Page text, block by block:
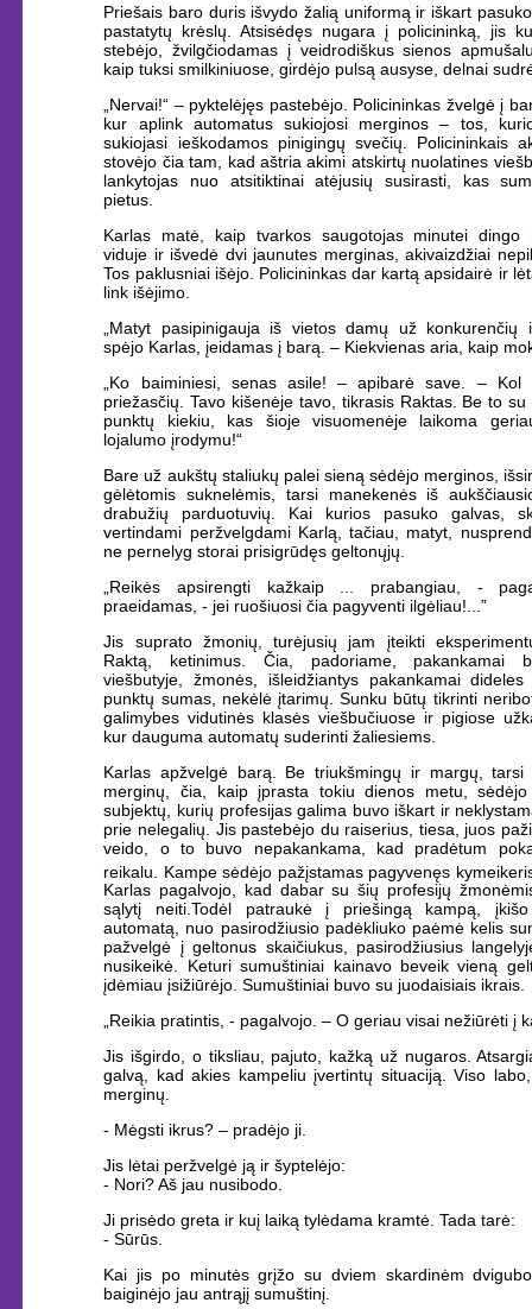
Priešais baro duris išvydo žalią uniformą ir iškart
pastatytų krėslų. Atsisėdęs nugara į policininką, jis
stebėjo, žvilgčiodamas į veidrodiškus sienos
kaip tuksi smilkiniuose, girdėjo pulsą ausyse, delnai
„Nervai!“ – pyktelėjęs pastebėjo. Policininkas žvelgė į
kur aplink automatus sukiojosi merginos – tos,
sukiojasi ieškodamos pinigingų svečių. Policininkais
stovėjo čia tam, kad aštria akimi atskirtų nuolatines
lankytojas nuo atsitiktinai atėjusių susirasti, kas
pietus.
Karlas matė, kaip tvarkos saugotojas minutei dingo
viduje ir išvedė dvi jaunutes merginas, akivaizdžiai
Tos paklusniai išėjo. Policininkas dar kartą apsidairė ir
link išėjimo.
„Matyt pasipinigauja iš vietos damų už konkurenčių
spėjo Karlas, įeidamas į barą. – Kiekvienas aria, kaip
„Ko baiminiesi, senas asile! – apibarė save. – Kol
priežasčių. Tavo kišenėje tavo, tikrasis Raktas. Be to su
punktų kiekiu, kas šioje visuomenėje laikoma
lojalumo įrodymu!“
Bare už aukštų staliukų palei sieną sėdėjo merginos,
gėlėtomis suknelėmis, tarsi manekenės iš
drabužių parduotuvių. Kai kurios pasuko galvas,
vertindami peržvelgdami Karlą, tačiau, matyt,
ne pernelyg storai prisigrūdęs geltonųjų.
„Reikės apsirengti kažkaip ... prabangiau, -
praeidamas, - jei ruošiuosi čia pagyventi ilgėliau!...”
Jis suprato žmonių, turėjusių jam įteikti
Raktą, ketinimus. Čia, padoriame, pakankamai
viešbutyje, žmonės, išleidžiantys pakankamai dideles
punktų sumas, nekėlė įtarimų. Sunku būtų tikrinti
galimybes vidutinės klasės viešbučiuose ir pigiose
kur dauguma automatų suderinti žaliesiems.
Karlas apžvelgė barą. Be triukšmingų ir margų, tarsi
merginų, čia, kaip įprasta tokiu dienos metu, sėdėjo
subjektų, kurių profesijas galima buvo iškart ir
prie nelegalių. Jis pastebėjo du raiserius, tiesa, juos
veido, o to buvo nepakankama, kad pradėtum
reikalu. Kampe sėdėjo pažįstamas pagyvenęs
Karlas pagalvojo, kad dabar su šių profesijų
sąlytį neiti.Todėl patraukė į priešingą kampą,
automatą, nuo pasirodžiusio padėkliuko paėmė kelis
pažvelgė į geltonus skaičiukus, pasirodžiusius
nusikeikė. Keturi sumuštiniai kainavo beveik vieną
įdėmiau įsižiūrėjo. Sumuštiniai buvo su juodaisiais ikrais.
„Reikia pratintis, - pagalvojo. – O geriau visai nežiūrėti į
Jis išgirdo, o tiksliau, pajuto, kažką už nugaros.
galvą, kad akies kampeliu įvertintų situaciją. Viso
merginų.
- Mėgsti ikrus? – pradėjo ji.
Jis lėtai peržvelgė ją ir šyptelėjo:
- Nori? Aš jau nusibodo.
Ji prisėdo greta ir kuį laiką tylėdama kramtė. Tada tarė:
- Sūrūs.
Kai jis po minutės grįžo su dviem skardinėm
baiginėjo jau antrąjį sumuštinį.